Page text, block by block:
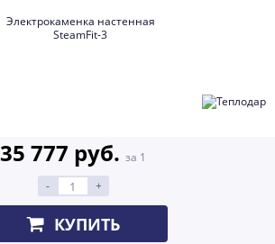
35 777 руб. за 1
-
+
КУПИТЬ